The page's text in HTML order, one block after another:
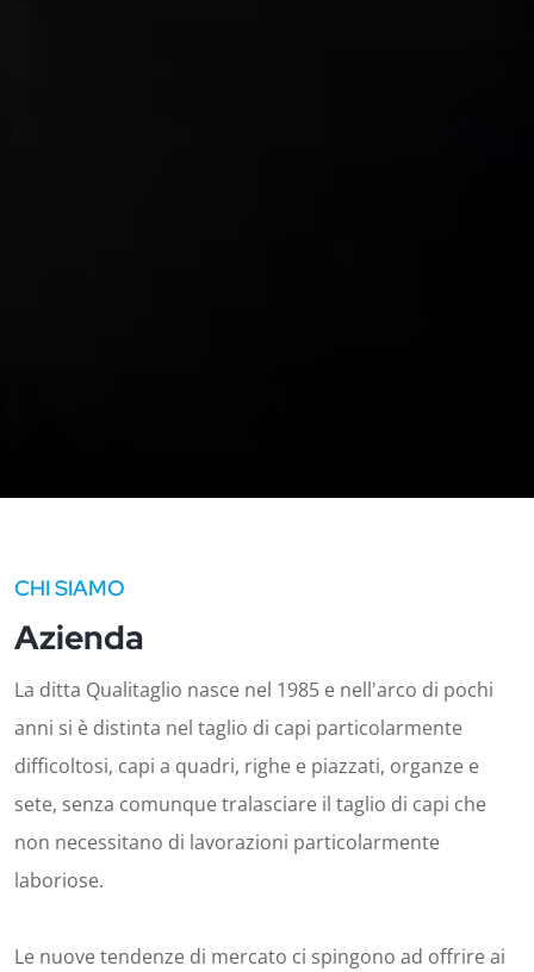
CHI SIAMO
Azienda
La ditta Qualitaglio nasce nel 1985 e nell'arco di pochi
anni si è distinta nel taglio di capi particolarmente
difficoltosi, capi a quadri, righe e piazzati, organze e
sete, senza comunque tralasciare il taglio di capi che
non necessitano di lavorazioni particolarmente
laboriose.
Le nuove tendenze di mercato ci spingono ad offrire ai